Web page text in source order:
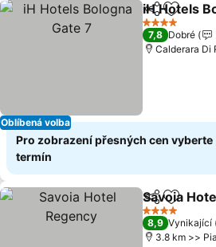
Oblíbená volba
SdíletPřidat
iH Hotels
4 Počet
7,8 Dobré
Calderara Di
Pro zobrazení přesných cen vyberte
termín
SdíletPřidat
Savoia
4 Počet
8,9 Vynikající
3.8 km >>